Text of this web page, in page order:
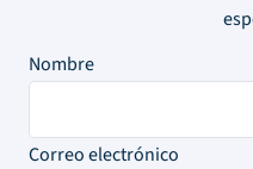
Nombre
Correo electrónico